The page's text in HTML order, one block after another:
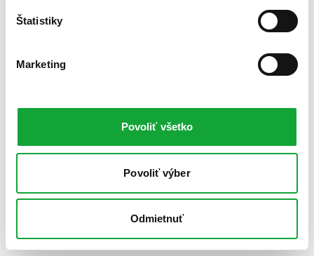
Štatistiky
Marketing
Povoliť všetko
Povoliť výber
Odmietnuť